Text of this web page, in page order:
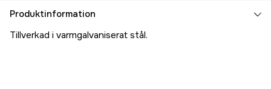
Produktinformation
Tillverkad i varmgalvaniserat stål.